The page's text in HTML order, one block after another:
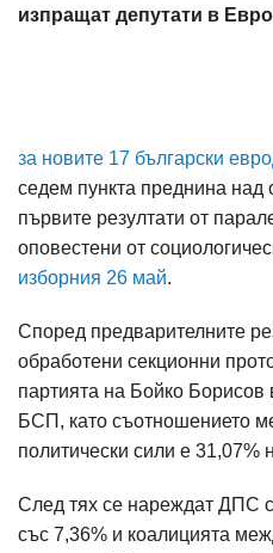
изпращат депутати в
за новите 17 български
седем пункта преднина над
първите резултати от
оповестени от
изборния 26 май.
Според предварителните
обработени секционни
партията на Бойко Борисов
БСП, като съотношението
политически сили е 31,07%
След тях се нареждат ДПС
със 7,36% и коалицията